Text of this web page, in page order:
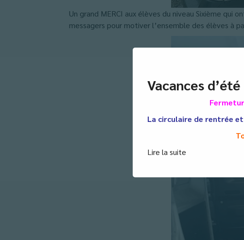
Vacances d’été
La circulaire de rentrée
Lire la suite
Un grand MERCI aux élèves du niveau Sixième
messagers pour motiver l’ensemble des élèves à